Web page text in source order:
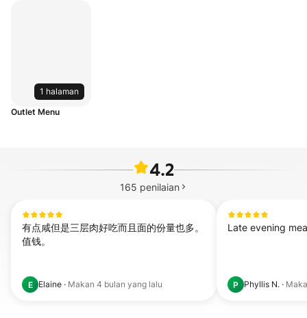
1 halaman
Outlet Menu
4.2
165 penilaian
有点咸但是三层肉好吃而且面的份量也多。
值钱。
E Elaine · Makan 4 bulan yang lalu
Late evening
P Phyllis N. ·